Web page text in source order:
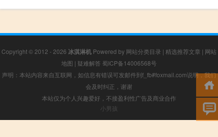
Copyright © 2012 - 2026 冰淇淋机 Powered by 网站分类目录 | 精选推荐文章 | 网站
地图 | 疑难解答 蜀ICP备14006568号
声明：本站内容来自互联网，如信息有错误可发邮件到f_fb#foxmail.com说明，我们
会及时纠正，谢谢
本站仅为个人兴趣爱好，不接盈利性广告及商业合作
小男孩